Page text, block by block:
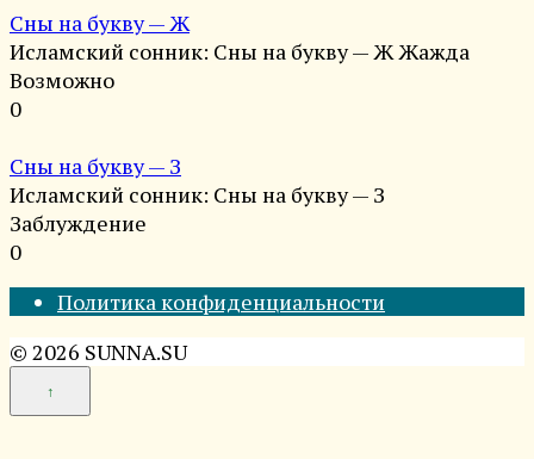
Сны на букву — Ж
Исламский сонник: Сны на букву — Ж Жажда
Возможно
0
Сны на букву — З
Исламский сонник: Сны на букву — З
Заблуждение
0
Политика конфиденциальности
© 2026 SUNNA.SU